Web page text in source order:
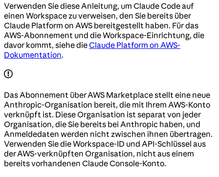
Verwenden Sie diese Anleitung, um Claude Code auf
einen Workspace zu verweisen, den Sie bereits über
Claude Platform on AWS bereitgestellt haben. Für das
AWS-Abonnement und die Workspace-Einrichtung, die
davor kommt, siehe dieClaude Platform on AWS-
Dokumentation.
Das Abonnement über AWS Marketplace stellt eine neue
Anthropic-Organisation bereit, die mit Ihrem AWS-Konto
verknüpft ist. Diese Organisation ist separat von jeder
Organisation, die Sie bereits bei Anthropic haben, und
Anmeldedaten werden nicht zwischen ihnen übertragen.
Verwenden Sie die Workspace-ID und API-Schlüssel aus
der AWS-verknüpften Organisation, nicht aus einem
bereits vorhandenen Claude Console-Konto.